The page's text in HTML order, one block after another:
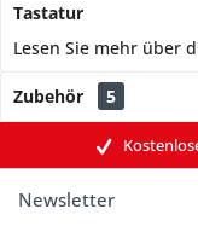
Tastatur
Lesen Sie mehr über
Zubehör 5
Newsletter